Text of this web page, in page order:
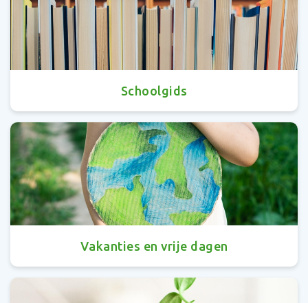
Schoolgids
Vakanties en vrije dagen